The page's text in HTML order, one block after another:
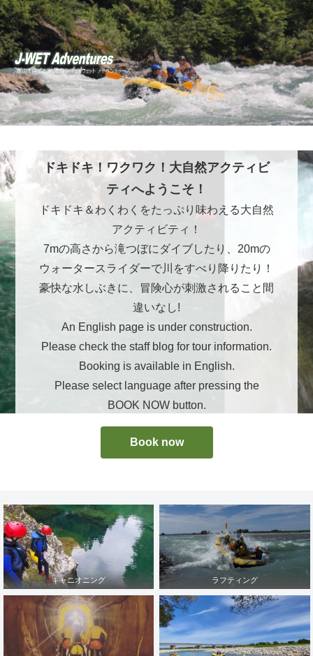
ドキドキ！ワクワク！大自然アクティビ
ティへようこそ！
ドキドキ＆わくわくをたっぷり味わえる大自然
アクティビティ！
7mの高さから滝つぼにダイブしたり、20mの
ウォータースライダーで川をすべり降りたり！
豪快な水しぶきに、冒険心が刺激されること間
違いなし!
An English page is under construction.
Please check the staff blog for tour information.
Booking is available in English.
Please select language after pressing the
BOOK NOW button.
Book now
キャニオニング ラフティング